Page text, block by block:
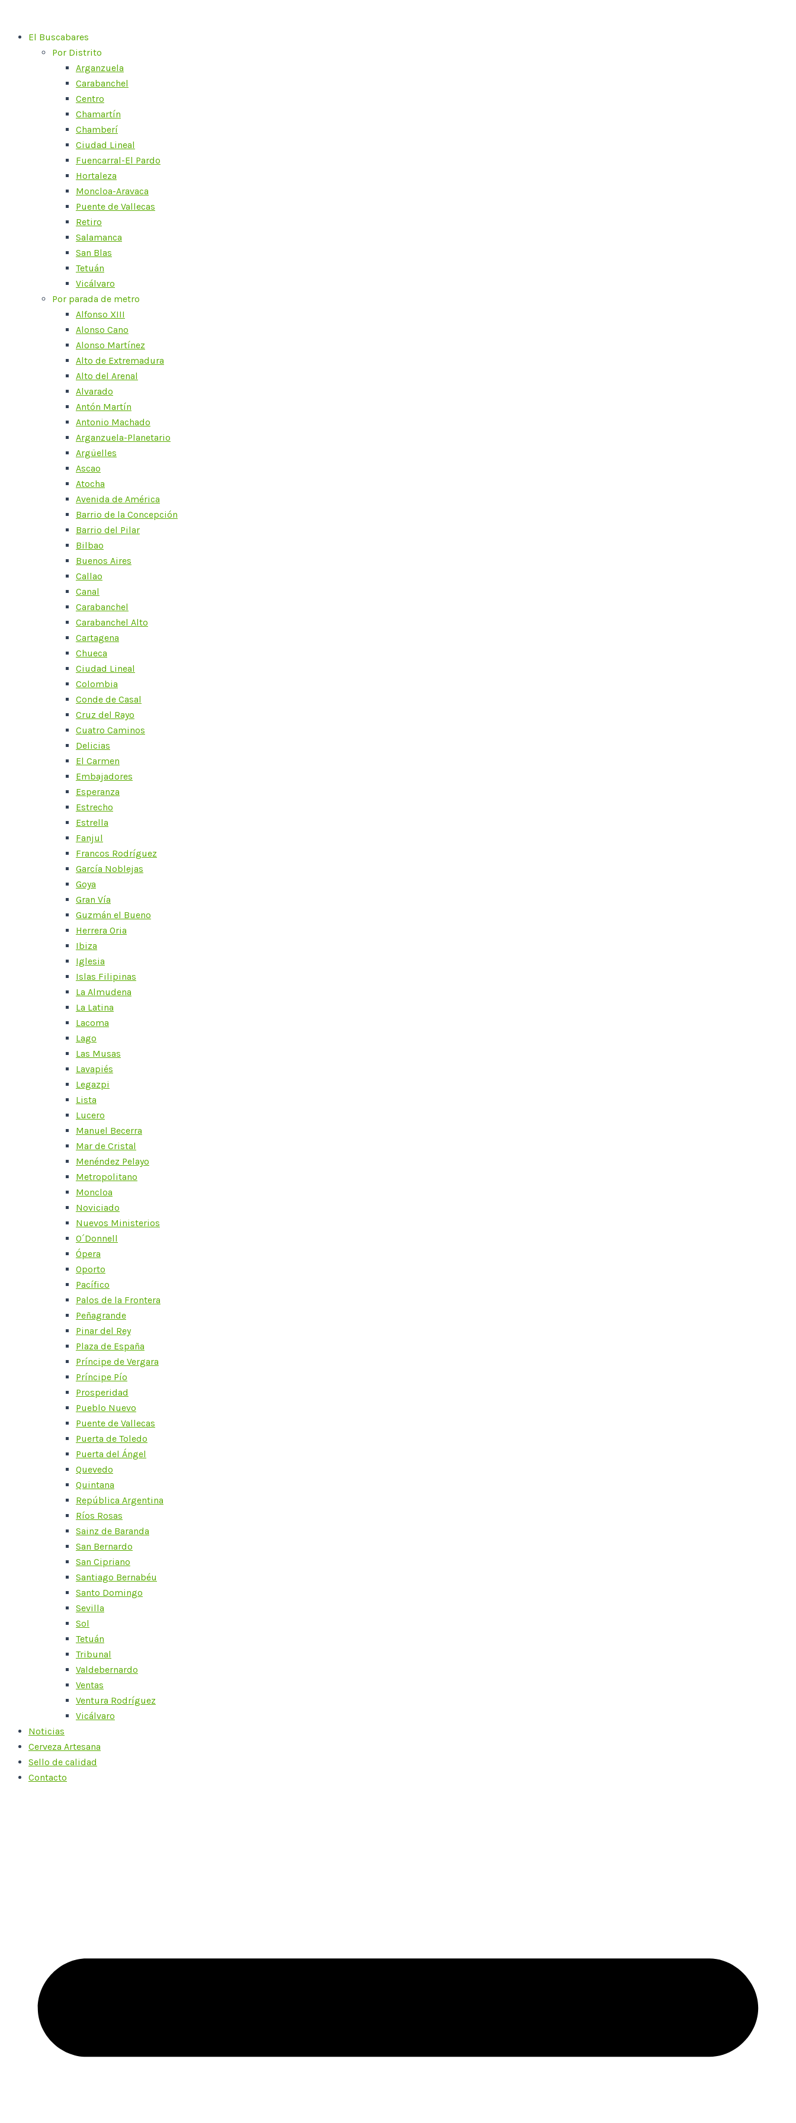
contenidoEl Buscabares
Por Distrito
Arganzuela
Carabanchel
Centro
Chamartín
Chamberí
Ciudad Lineal
Fuencarral-El Pardo
Hortaleza
Moncloa-Aravaca
Puente de Vallecas
Retiro
Salamanca
San Blas
Tetuán
Vicálvaro
Por parada de metro
Alfonso XIII
Alonso Cano
Alonso Martínez
Alto de Extremadura
Alto del Arenal
Alvarado
Antón Martín
Antonio Machado
Arganzuela-Planetario
Argüelles
Ascao
Atocha
Avenida de América
Barrio de la Concepción
Barrio del Pilar
Bilbao
Buenos Aires
Callao
Canal
Carabanchel
Carabanchel Alto
Cartagena
Chueca
Ciudad Lineal
Colombia
Conde de Casal
Cruz del Rayo
Cuatro Caminos
Delicias
El Carmen
Embajadores
Esperanza
Estrecho
Estrella
Fanjul
Francos Rodríguez
García Noblejas
Goya
Gran Vía
Guzmán el Bueno
Herrera Oria
Ibiza
Iglesia
Islas Filipinas
La Almudena
La Latina
Lacoma
Lago
Las Musas
Lavapiés
Legazpi
Lista
Lucero
Manuel Becerra
Mar de Cristal
Menéndez Pelayo
Metropolitano
Moncloa
Noviciado
Nuevos Ministerios
O´Donnell
Ópera
Oporto
Pacífico
Palos de la Frontera
Peñagrande
Pinar del Rey
Plaza de España
Príncipe de Vergara
Príncipe Pío
Prosperidad
Pueblo Nuevo
Puente de Vallecas
Puerta de Toledo
Puerta del Ángel
Quevedo
Quintana
República Argentina
Ríos Rosas
Sainz de Baranda
San Bernardo
San Cipriano
Santiago Bernabéu
Santo Domingo
Sevilla
Sol
Tetuán
Tribunal
Valdebernardo
Ventas
Ventura Rodríguez
Vicálvaro
Noticias
Cerveza Artesana
Sello de calidad
Contacto